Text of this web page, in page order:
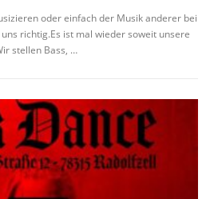
oder einfach der Musik anderer bei
richtig.Es ist mal wieder soweit unsere
stellen Bass, …